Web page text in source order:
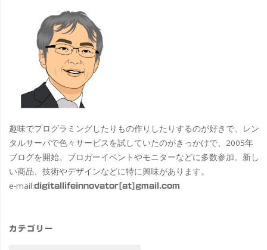
趣味でプログラミングしたりもの作りしたりするのが好きで、レン
タルサーバで色々サービスを試していたのがきっかけで、2005年
ブログを開始。ブロガーイベントやモニターなどに多数参加。新し
い商品、技術やデザインなどに特に興味があります。
e-mail:digitallifeinnovator[at]gmail.com
カテゴリー